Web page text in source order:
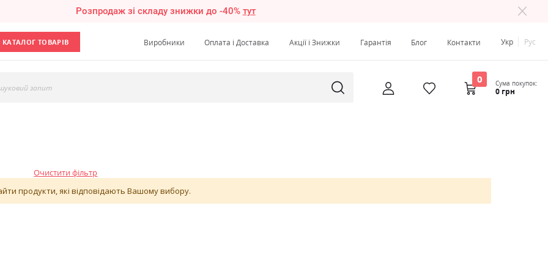
Розпродаж зі складу знижки до -40% тут
КАТАЛОГ ТОВАРІВ Виробники Оплата і Доставка Акції і Знижки Гарантія Блог Контакти Укр Рус
запит
0 Сума покупок:
0 грн
Очистити фільтр
продукти, які відповідають Вашому вибору.